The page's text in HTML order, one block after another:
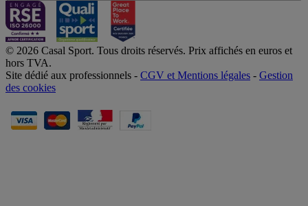
© 2026 Casal Sport. Tous droits réservés. Prix affichés en euros et
hors TVA.
Site dédié aux professionnels - CGV et Mentions légales - Gestion
des cookies